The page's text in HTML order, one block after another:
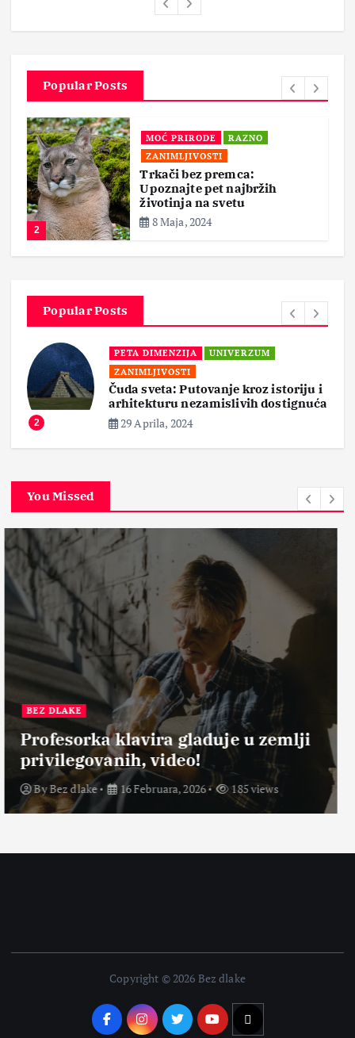
Popular Posts
MOĆ PRIRODE
RAZNO
ZANIMLJIVOSTI
Trkači bez premca:
Upoznajte pet najbržih
životinja na svetu
8 Maja, 2024
Popular Posts
2
PETA DIMENZIJA
UNIVERZUM
ZANIMLJIVOSTI
Čuda sveta: Putovanje kroz istoriju i
arhitekturu nezamislivih dostignuća
29 Aprila, 2024
You Missed
BEZ DLAKE
Smrt pacijenata nakon operacije
krajnika, roditelji zahtevaju pravdu
ByBez dlake 14 Februara, 2026 203 views
Copyright © 2026 Bez dlake